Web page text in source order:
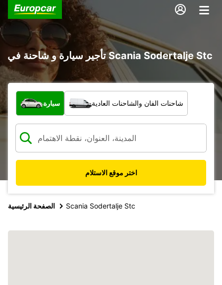
تأجير سيارة و شاحنة في Scania Sodertalje Stc
ما نوع المركبة؟
سيارة شاحنات الفان والشاحنات العادية
اختر موقع الاستلام
الصفحة الرئيسية Scania Sodertalje Stc